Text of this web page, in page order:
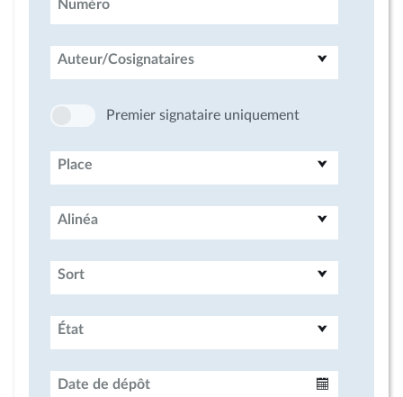
Numéro
Auteur/Cosignataires
Premier signataire uniquement
Place
Alinéa
Sort
État
Date de dépôt